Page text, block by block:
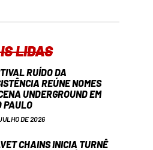
LIDAS
RUÍDO DA
REÚNE NOMES
UNDERGROUND EM
PAULO
DE 2026
CHAINS INICIA TURNÊ